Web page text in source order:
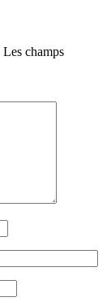
Les champs